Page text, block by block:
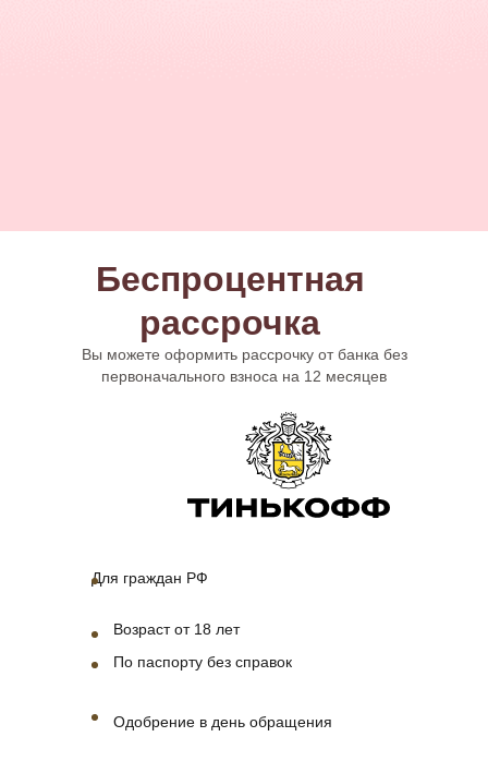
Возраст от 18 лет
По паспорту без справок
Одобрение в день обращения
Для граждан РФ
Беспроцентная
рассрочка
Вы можете оформить рассрочку от банка без
первоначального взноса на 12 месяцев